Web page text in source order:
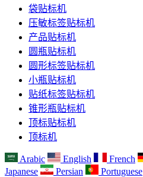
袋贴标机
压敏标签贴标机
产品贴标机
圆瓶贴标机
圆形标签贴标机
小瓶贴标机
贴纸标签贴标机
锥形瓶贴标机
顶标贴标机
顶标机
Arabic English French
Japanese
Persian Portuguese